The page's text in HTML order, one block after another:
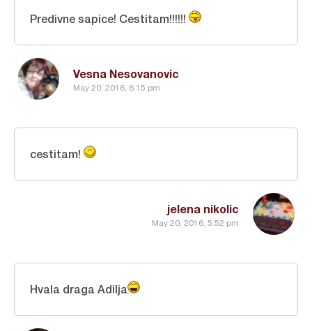
Vesna Nesovanovic
May 20, 2016, 6:15 pm
Predivne sapice! Cestitam!!!!!!
jelena nikolic
May 20, 2016, 5:52 pm
cestitam!
Hvala draga Adilja